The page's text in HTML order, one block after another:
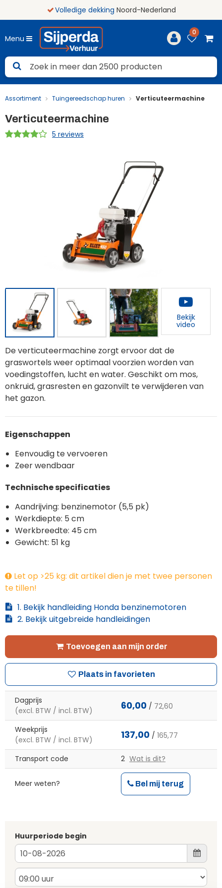
Volledige dekking Noord-Nederland
Menu
0
Assortiment Tuingereedschap huren Verticuteermachine
Verticuteermachine
5 reviews
Bekijk
video
De verticuteermachine zorgt ervoor dat de
graswortels weer optimaal voorzien worden van
voedingstoffen, lucht en water. Geschikt om mos,
onkruid, grasresten en gazonvilt te verwijderen van
het gazon.
Eigenschappen
Eenvoudig te vervoeren
Zeer wendbaar
Technische specificaties
Aandrijving: benzinemotor (5,5 pk)
Werkdiepte: 5 cm
Werkbreedte: 45 cm
Gewicht: 51 kg
Let op >25 kg: dit artikel dien je met twee personen
te tillen!
1. Bekijk handleiding Honda benzinemotoren
2. Bekijk uitgebreide handleidingen
Toevoegen aan mijn order
Plaats in favorieten
Dagprijs
(excl. BTW / incl. BTW)
60,00 / 72,60
Weekprijs
(excl. BTW / incl. BTW)
137,00 / 165,77
Transport code 2 Wat is dit?
Meer weten? Bel mij terug
Huurperiode begin